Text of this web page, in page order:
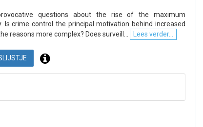
questions about the rise of the maximum
Is crime control the principal motivation behind increased
reasons more complex? Does surveill...
Lees verder...